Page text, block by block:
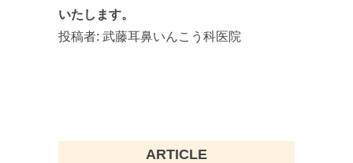
いたします。
投稿者: 武藤耳鼻いんこう科医院
ARTICLE